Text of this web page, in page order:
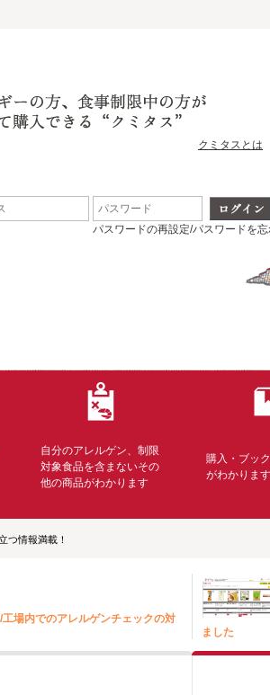
クミタスとは
パスワードの再設定/パスワードを
自分のアレルゲン、制限
対象食品を含まないその
他の商品がわかります
購入・ブッ
がわかります
つ情報満載！
場内でのアレルゲンチェックの対
ました